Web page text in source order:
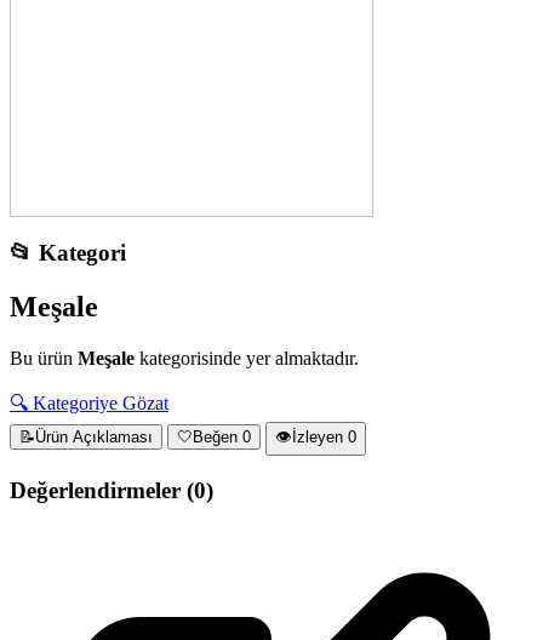
📂 Kategori
Meşale
Bu ürün Meşale kategorisinde yer almaktadır.
🔍 Kategoriye Gözat
📝Ürün Açıklaması 🤍Beğen 0 👁️İzleyen 0
Değerlendirmeler (0)